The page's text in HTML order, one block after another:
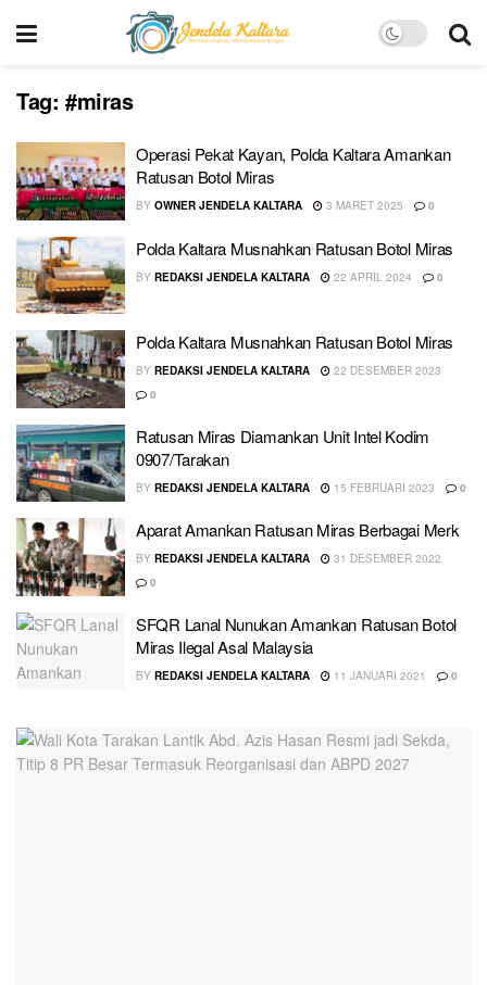
Tag: #miras
Operasi Pekat Kayan, Polda Kaltara Amankan
Ratusan Botol Miras
BY OWNER JENDELA KALTARA 3 MARET 2025 0
Polda Kaltara Musnahkan Ratusan Botol Miras
BY REDAKSI JENDELA KALTARA 22 APRIL 2024 0
Polda Kaltara Musnahkan Ratusan Botol Miras
BY REDAKSI JENDELA KALTARA
22 DESEMBER 2023
0
Ratusan Miras Diamankan Unit Intel Kodim
0907/Tarakan
BY REDAKSI JENDELA KALTARA 15 FEBRUARI 2023 0
Aparat Amankan Ratusan Miras Berbagai Merk
BY REDAKSI JENDELA KALTARA
31 DESEMBER 2022
0
SFQR Lanal Nunukan Amankan Ratusan Botol
Miras Ilegal Asal Malaysia
BY REDAKSI JENDELA KALTARA 11 JANUARI 2021 0